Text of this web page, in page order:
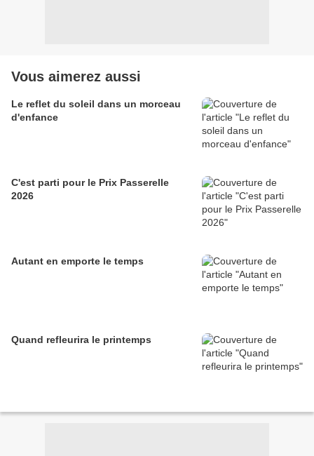
Vous aimerez aussi
Le reflet du soleil dans un morceau
d'enfance
C'est parti pour le Prix Passerelle
2026
Autant en emporte le temps
Quand refleurira le printemps